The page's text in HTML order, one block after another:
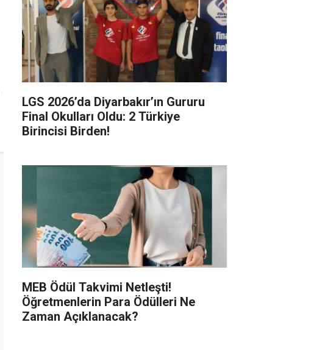
LGS 2026’da Diyarbakır’ın Gururu
Final Okulları Oldu: 2 Türkiye
Birincisi Birden!
MEB Ödül Takvimi Netleşti!
Öğretmenlerin Para Ödülleri Ne
Zaman Açıklanacak?